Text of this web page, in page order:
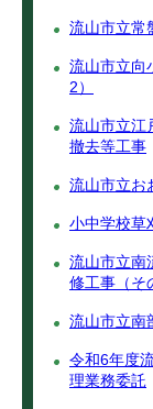
流山市立常
流山市立向
2）
流山市立江
撤去等工事
流山市立お
小中学校草
流山市立南
修工事（そ
流山市立南
令和6年度
理業務委託